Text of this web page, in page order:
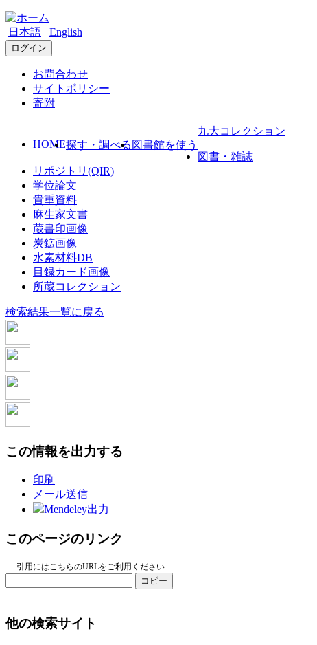
日本語 English
ログイン
お問合わせ
サイトポリシー
寄附
HOME探す・調べる 図書館を使う
九大コレクション
図書・雑誌
リポジトリ(QIR)
学位論文
貴重資料
麻生家文書
蔵書印画像
炭鉱画像
水素材料DB
目録カード画像
所蔵コレクション
検索結果一覧に戻る
この情報を出力する
印刷
メール送信
Mendeley出力
このページのリンク
引用にはこちらのURLをご利用ください
コピー
他の検索サイト